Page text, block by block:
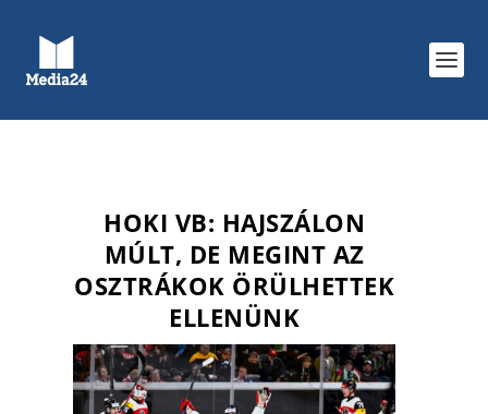
HOKI VB: HAJSZÁLON
MÚLT, DE MEGINT AZ
OSZTRÁKOK ÖRÜLHETTEK
ELLENÜNK